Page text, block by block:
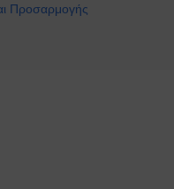
Προσαρμογής